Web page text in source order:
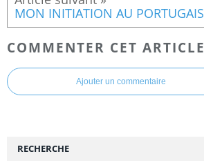
MON INITIATION AU PORTUGAIS
COMMENTER CET ARTICLE
Ajouter un commentaire
RECHERCHE